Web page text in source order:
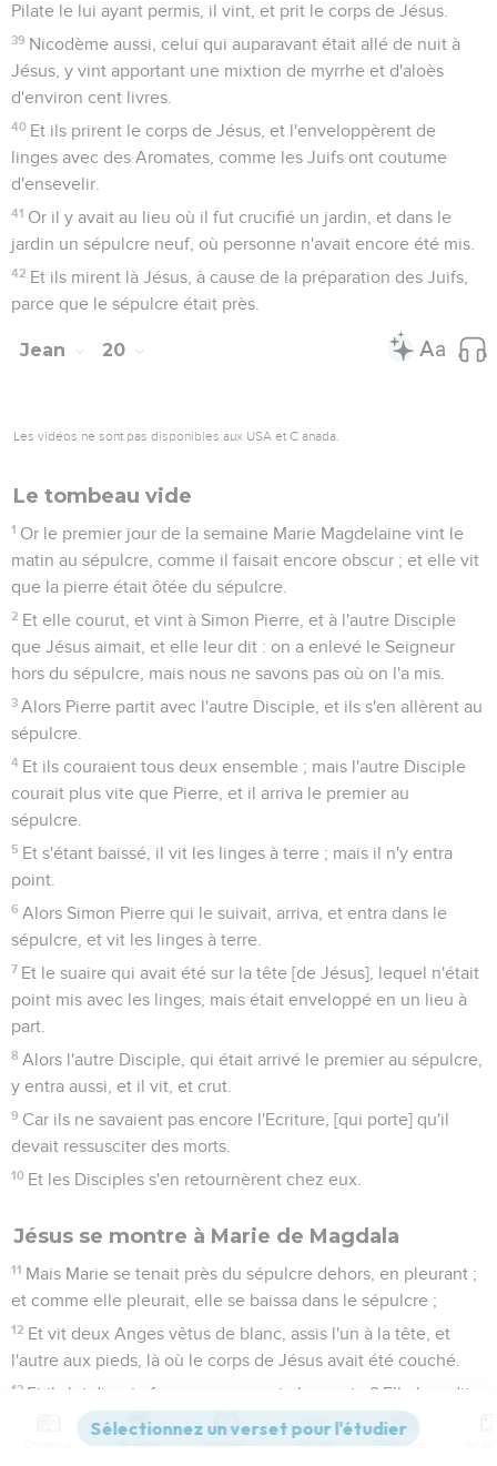
Pilate le lui ayant permis, il vint, et prit le corps de Jésus.
39 Nicodème aussi, celui qui auparavant était allé de nuit à
Jésus, y vint apportant une mixtion de myrrhe et d'aloès
d'environ cent livres.
40 Et ils prirent le corps de Jésus, et l'enveloppèrent de
linges avec des Aromates, comme les Juifs ont coutume
d'ensevelir.
41 Or il y avait au lieu où il fut crucifié un jardin, et dans le
jardin un sépulcre neuf, où personne n'avait encore été mis.
42 Et ils mirent là Jésus, à cause de la préparation des Juifs,
parce que le sépulcre était près.
Jean 20
Les vidéos ne sont pas disponibles aux USA et C anada.
Le tombeau vide
1 Or le premier jour de la semaine Marie Magdelaine vint le
matin au sépulcre, comme il faisait encore obscur ; et elle vit
que la pierre était ôtée du sépulcre.
2 Et elle courut, et vint à Simon Pierre, et à l'autre Disciple
que Jésus aimait, et elle leur dit : on a enlevé le Seigneur
hors du sépulcre, mais nous ne savons pas où on l'a mis.
3 Alors Pierre partit avec l'autre Disciple, et ils s'en allèrent au
sépulcre.
4 Et ils couraient tous deux ensemble ; mais l'autre Disciple
courait plus vite que Pierre, et il arriva le premier au
sépulcre.
5 Et s'étant baissé, il vit les linges à terre ; mais il n'y entra
point.
6 Alors Simon Pierre qui le suivait, arriva, et entra dans le
sépulcre, et vit les linges à terre.
7 Et le suaire qui avait été sur la tête [de Jésus], lequel n'était
point mis avec les linges, mais était enveloppé en un lieu à
part.
8 Alors l'autre Disciple, qui était arrivé le premier au sépulcre,
y entra aussi, et il vit, et crut.
9 Car ils ne savaient pas encore l'Ecriture, [qui porte] qu'il
devait ressusciter des morts.
10 Et les Disciples s'en retournèrent chez eux.
Jésus se montre à Marie de Magdala
11 Mais Marie se tenait près du sépulcre dehors, en pleurant ;
et comme elle pleurait, elle se baissa dans le sépulcre ;
12 Et vit deux Anges vêtus de blanc, assis l'un à la tête, et
l'autre aux pieds, là où le corps de Jésus avait été couché.
13 Et ils lui dirent : femme, pourquoi pleures-tu ? Elle leur dit :
parce qu'on a enlevé mon Seigneur ; et je ne sais point où
on l'a mis.
Versions Commentaires Strong